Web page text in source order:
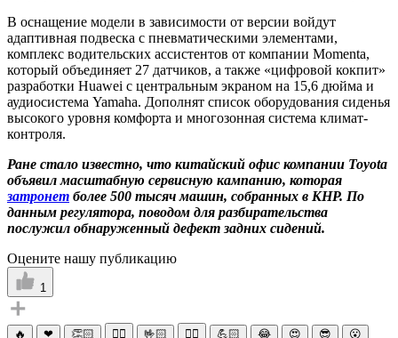
В оснащение модели в зависимости от версии войдут
адаптивная подвеска с пневматическими элементами,
комплекс водительских ассистентов от компании Momenta,
который объединяет 27 датчиков, а также «цифровой кокпит»
разработки Huawei с центральным экраном на 15,6 дюйма и
аудиосистема Yamaha. Дополнят список оборудования сиденья
высокого уровня комфорта и многозонная система климат-
контроля.
Ране стало известно, что китайский офис компании Toyota
объявил масштабную сервисную кампанию, которая
затронет более 500 тысяч машин, собранных в КНР. По
данным регулятора, поводом для разбирательства
послужил обнаруженный дефект задних сидений.
Оцените нашу публикацию
1
🔥 ❤ 👏🏻 ☝🏻 🤟🏻 ✌🏻 💪🏻 😂 😍 😎 😮